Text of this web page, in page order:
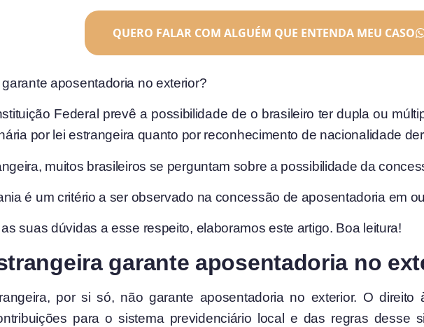
QUERO FALAR COM ALGUÉM QUE ENTENDA MEU CASO
aposentadoria no exterior?
Federal prevê a possibilidade de o brasileiro ter dupla ou
por lei estrangeira quanto por reconhecimento de nacionalidade
muitos brasileiros se perguntam sobre a possibilidade da
é um critério a ser observado na concessão de aposentadoria em
suas dúvidas a esse respeito, elaboramos este artigo. Boa leitura!
garante aposentadoria no
por si só, não garante aposentadoria no exterior. O
para o sistema previdenciário local e das regras desse